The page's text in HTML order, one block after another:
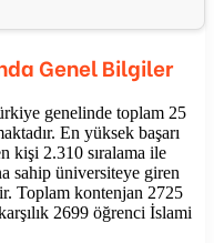
Genel Bilgiler
genelinde toplam 25
En yüksek başarı
kişi 2.310 sıralama ile
sahip üniversiteye giren
Toplam kontenjan 2725
2699 öğrenci İslami